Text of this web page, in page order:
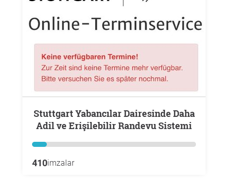
Stuttgart Yabancılar Dairesinde Daha
Adil ve Erişilebilir Randevu Sistemi
410imzalar